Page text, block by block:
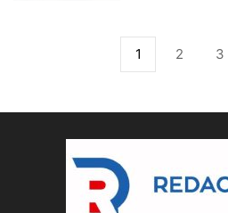
1 2 3